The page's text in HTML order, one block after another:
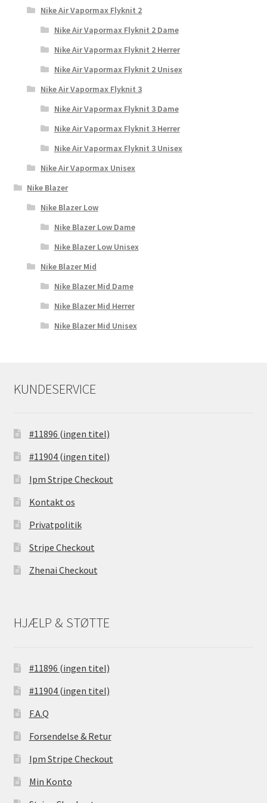
Nike Air Vapormax Flyknit 2
Nike Air Vapormax Flyknit 2 Dame
Nike Air Vapormax Flyknit 2 Herrer
Nike Air Vapormax Flyknit 2 Unisex
Nike Air Vapormax Flyknit 3
Nike Air Vapormax Flyknit 3 Dame
Nike Air Vapormax Flyknit 3 Herrer
Nike Air Vapormax Flyknit 3 Unisex
Nike Air Vapormax Unisex
Nike Blazer
Nike Blazer Low
Nike Blazer Low Dame
Nike Blazer Low Unisex
Nike Blazer Mid
Nike Blazer Mid Dame
Nike Blazer Mid Herrer
Nike Blazer Mid Unisex
KUNDESERVICE
#11896 (ingen titel)
#11904 (ingen titel)
Ipm Stripe Checkout
Kontakt os
Privatpolitik
Stripe Checkout
Zhenai Checkout
HJÆLP & STØTTE
#11896 (ingen titel)
#11904 (ingen titel)
F.A.Q
Forsendelse & Retur
Ipm Stripe Checkout
Min Konto